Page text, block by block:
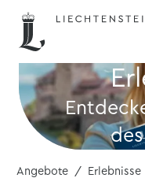
Angebote Erlebnisse